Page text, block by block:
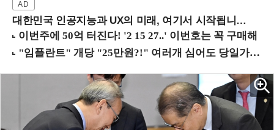
대한민국 인공지능과 UX의 미래, 여기서 시작됩니다! (9/2 강남역)